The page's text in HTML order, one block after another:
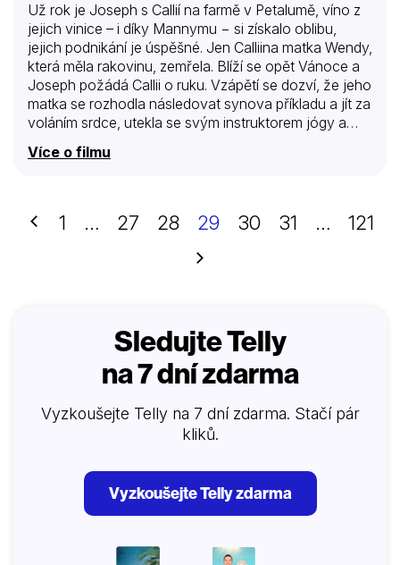
Už rok je Joseph s Callií na farmě v Petalumě, víno z
jejich vinice – i díky Mannymu − si získalo oblibu,
jejich podnikání je úspěšné. Jen Calliina matka Wendy,
která měla rakovinu, zemřela. Blíží se opět Vánoce a
Joseph požádá Callii o ruku. Vzápětí se dozví, že jeho
matka se rozhodla následovat synova příkladu a jít za
voláním srdce, utekla se svým instruktorem jógy a
řízení firmy v San Francisku je teď na něm. Josephovi
nezbývá než rychle nasednout na vrtulník a do San
a Joseph Callii zahrne přepychem. Callie ho ale
zároveň poznává z dosud neznámé stránky. Není jí
Více o filmu
Předchozí
1 … 27 28 29 30 31 …
121
Další
Sledujte Telly
na 7 dní zdarma
Vyzkoušejte Telly na 7 dní zdarma. Stačí pár
kliků.
Vyzkoušejte Telly zdarma